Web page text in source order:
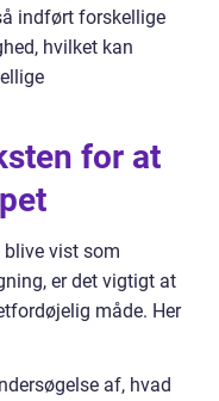
indført forskellige
hvilket kan
for at
vist som
er det vigtigt at
måde. Her
af, hvad